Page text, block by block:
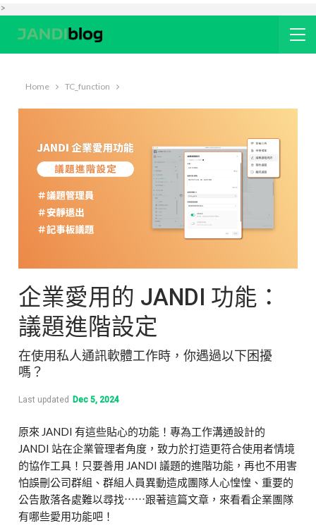
>
Home TC_function
企業愛用的 JANDI 功能：
議題進階設定
在使用私人通訊軟體工作時，你遇過以下困擾
嗎？
Last updated Dec 5, 2024
原來 JANDI 有這些貼心的功能！專為工作溝通設計的
JANDI 站在企業管理者角度，致力於打造更符合使用者情境
的協作工具！只要善用 JANDI 議題的進階功能，再也不用害
怕誤刪公司群組、群組人員異動造成團隊人心惶惶、重要的
公告散落各處難以尋找⋯⋯跟著這篇文章，來看看企業團隊
有哪些愛用功能吧！